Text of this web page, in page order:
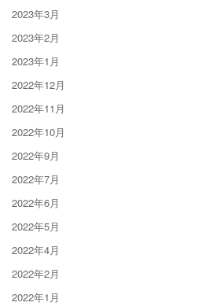
2023年3月
2023年2月
2023年1月
2022年12月
2022年11月
2022年10月
2022年9月
2022年7月
2022年6月
2022年5月
2022年4月
2022年2月
2022年1月